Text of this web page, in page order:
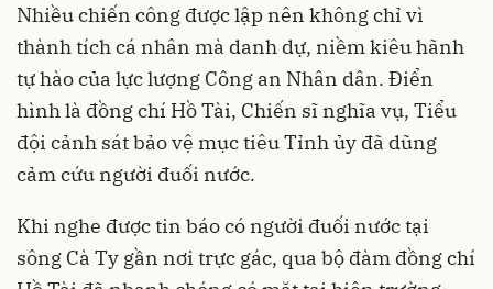
Nhiều chiến công được lập nên không chỉ vì
thành tích cá nhân mà danh dự, niềm kiêu hãnh
tự hào của lực lượng Công an Nhân dân. Điển
hình là đồng chí Hồ Tài, Chiến sĩ nghĩa vụ, Tiểu
đội cảnh sát bảo vệ mục tiêu Tỉnh ủy đã dũng
cảm cứu người đuối nước.
Khi nghe được tin báo có người đuối nước tại
sông Cà Ty gần nơi trực gác, qua bộ đàm đồng chí